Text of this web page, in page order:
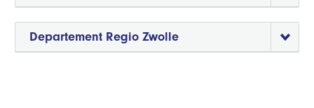
Departement Regio Zwolle